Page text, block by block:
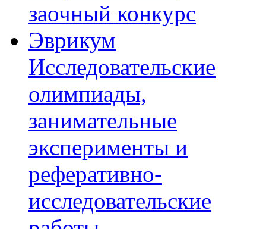
заочный конкурс
Эврикум
Исследовательские
олимпиады,
занимательные
эксперименты и
реферативно-
исследовательские